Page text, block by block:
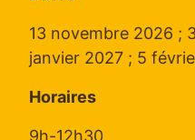
13 novembre 2026 ;
janvier 2027 ; 5
Horaires
9h-12h30